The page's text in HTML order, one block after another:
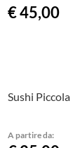
€ 45,00
Sushi Piccola
A partire da: